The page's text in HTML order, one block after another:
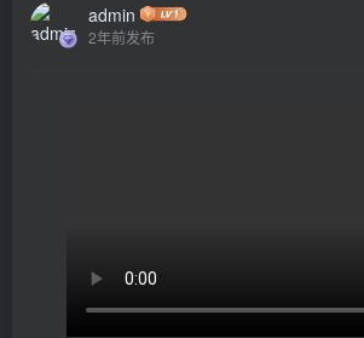
admin
2年前发布